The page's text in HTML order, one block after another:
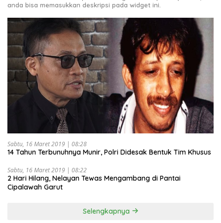
anda bisa memasukkan deskripsi pada widget ini.
Sabtu, 16 Maret 2019 | 08:28
14 Tahun Terbunuhnya Munir, Polri Didesak Bentuk Tim Khusus
Sabtu, 16 Maret 2019 | 08:22
2 Hari Hilang, Nelayan Tewas Mengambang di Pantai
Cipalawah Garut
Selengkapnya